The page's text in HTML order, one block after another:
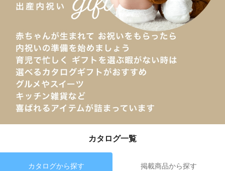
カタログ一覧
カタログから探す 掲載商品から探す